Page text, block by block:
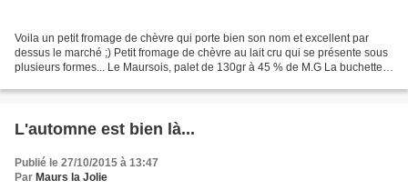
Voila un petit fromage de chèvre qui porte bien son nom et excellent par
dessus le marché ;) Petit fromage de chèvre au lait cru qui se présente sous
plusieurs formes... Le Maursois, palet de 130gr à 45 % de M.G La buchette
L'automne est bien là...
Publié le 27/10/2015 à 13:47
Par Maurs la Jolie